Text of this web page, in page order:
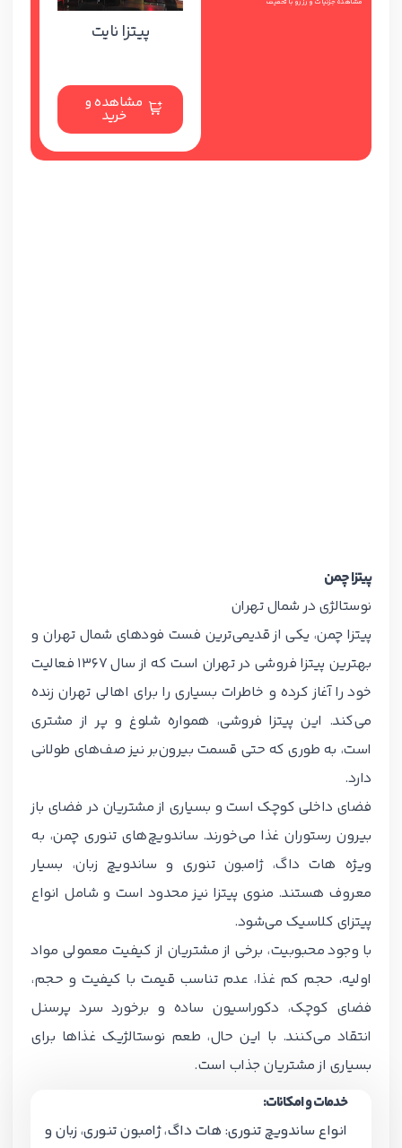
پیتزا نایت
مشاهده و
خرید
پیتزا چمن
نوستالژی در شمال تهران
پیتزا چمن، یکی از قدیمی‌ترین فست فودهای شمال تهران و
بهترین پیتزا فروشی در تهران است که از سال 1367 فعالیت
خود را آغاز کرده و خاطرات بسیاری را برای اهالی تهران زنده
می‌کند. این پیتزا فروشی، همواره شلوغ و پر از مشتری
است، به طوری که حتی قسمت بیرون‌بر نیز صف‌های طولانی
دارد.
فضای داخلی کوچک است و بسیاری از مشتریان در فضای باز
بیرون رستوران غذا می‌خورند. ساندویچ‌های تنوری چمن، به
ویژه هات داگ، ژامبون تنوری و ساندویچ زبان، بسیار
معروف هستند. منوی پیتزا نیز محدود است و شامل انواع
پیتزای کلاسیک می‌شود.
با وجود محبوبیت، برخی از مشتریان از کیفیت معمولی مواد
اولیه، حجم کم غذا، عدم تناسب قیمت با کیفیت و حجم،
فضای کوچک، دکوراسیون ساده و برخورد سرد پرسنل
انتقاد می‌کنند. با این حال، طعم نوستالژیک غذاها برای
بسیاری از مشتریان جذاب است.
خدمات و امکانات:
انواع ساندویچ تنوری: هات داگ، ژامبون تنوری، زبان و